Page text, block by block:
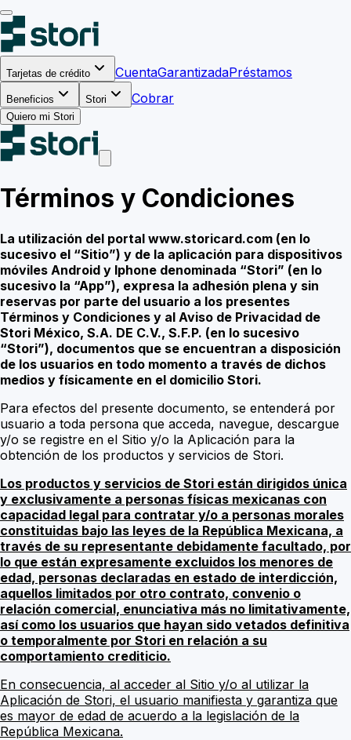
Tarjetas de crédito CuentaGarantizadaPréstamos
Beneficios Stori Cobrar
Quiero mi Stori
Términos y Condiciones
La utilización del portal www.storicard.com (en lo
sucesivo el “Sitio”) y de la aplicación para dispositivos
móviles Android y Iphone denominada “Stori” (en lo
sucesivo la “App”), expresa la adhesión plena y sin
reservas por parte del usuario a los presentes
Términos y Condiciones y al Aviso de Privacidad de
Stori México, S.A. DE C.V., S.F.P. (en lo sucesivo
“Stori”), documentos que se encuentran a disposición
de los usuarios en todo momento a través de dichos
medios y físicamente en el domicilio Stori.
Para efectos del presente documento, se entenderá por
usuario a toda persona que acceda, navegue, descargue
y/o se registre en el Sitio y/o la Aplicación para la
obtención de los productos y servicios de Stori.
Los productos y servicios de Stori están dirigidos única
y exclusivamente a personas físicas mexicanas con
capacidad legal para contratar y/o a personas morales
constituidas bajo las leyes de la República Mexicana, a
través de su representante debidamente facultado, por
lo que están expresamente excluidos los menores de
edad, personas declaradas en estado de interdicción,
aquellos limitados por otro contrato, convenio o
relación comercial, enunciativa más no limitativamente,
así como los usuarios que hayan sido vetados definitiva
o temporalmente por Stori en relación a su
comportamiento crediticio.
En consecuencia, al acceder al Sitio y/o al utilizar la
Aplicación de Stori, el usuario manifiesta y garantiza que
es mayor de edad de acuerdo a la legislación de la
República Mexicana.